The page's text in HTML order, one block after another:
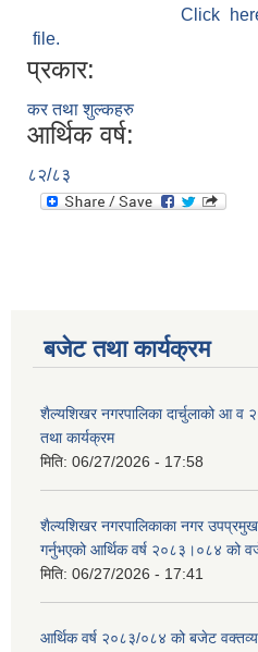
Click
file.
प्रकार:
कर तथा शुल्कहरु
आर्थिक वर्ष:
८२/८३
बजेट तथा कार्यक्रम
शैल्यशिखर नगरपालिका दार्चुलाको आ व
तथा कार्यक्रम
मिति: 06/27/2026 - 17:58
शैल्यशिखर नगरपालिकाका नगर
गर्नुभएको आर्थिक वर्ष २०८३।०८४ को
मिति: 06/27/2026 - 17:41
आर्थिक वर्ष २०८३/०८४ को बजेट वक्तव्य